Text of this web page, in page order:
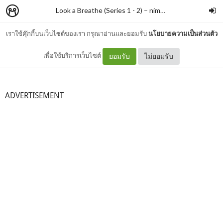
เราใช้คุ๊กกี้บนเว็บไซต์ของเรา กรุณาอ่านและยอมรับนโยบายความเป็นส่วนตัว
เพื่อใช้บริการเว็บไซต์ ยอมรับ ไม่ยอมรับ
Look a Breathe (Series 1 - 2) – nimon
มาทำความรู้จักกันมากขึ้น
ADVERTISEMENT